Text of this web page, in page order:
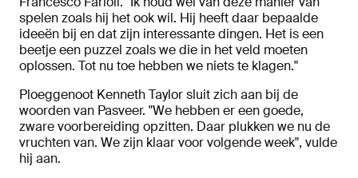
spelen zoals hij het ook wil. Hij heeft daar bepaalde
ideeën bij en dat zijn interessante dingen. Het is een
beetje een puzzel zoals we die in het veld moeten
oplossen. Tot nu toe hebben we niets te klagen."
Ploeggenoot Kenneth Taylor sluit zich aan bij de
woorden van Pasveer. "We hebben er een goede,
zware voorbereiding opzitten. Daar plukken we nu de
vruchten van. We zijn klaar voor volgende week", vulde
hij aan.